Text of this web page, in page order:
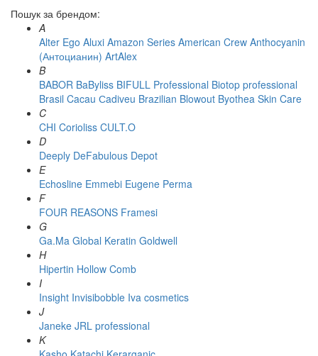
Пошук за брендом:
A
Alter Ego Aluxi Amazon Series American Crew Anthocyanin
(Антоцианин) ArtAlex
B
BABOR BaByliss BIFULL Professional Biotop professional
Brasil Cacau Сadiveu Brazilian Blowout Byothea Skin Care
C
CHI Corioliss CULT.O
D
Deeply DeFabulous Depot
E
Echosline Emmebi Eugene Perma
F
FOUR REASONS Framesi
G
Ga.Ma Global Keratin Goldwell
H
Hipertin Hollow Comb
I
Insight Invisibobble Iva cosmetics
J
Janeke JRL professional
K